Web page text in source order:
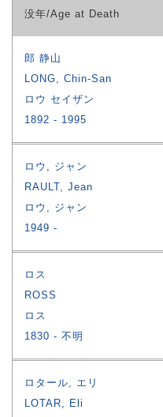
没年/Age at Death
郎 静山
LONG, Chin-San
ロウ セイザン
1892
1995
ロウ, ジャン
RAULT, Jean
ロウ, ジャン
1949
ロス
ROSS
ロス
1830
不明
ロタール, エリ
LOTAR, Eli